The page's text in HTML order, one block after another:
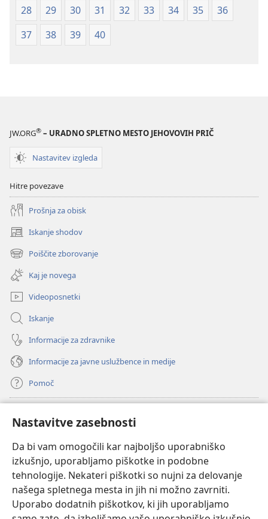
Nastavitve zasebnosti
Da bi vam omogočili kar najboljšo uporabniško
izkušnjo, uporabljamo piškotke in podobne
tehnologije. Nekateri piškotki so nujni za delovanje
našega spletnega mesta in jih ni možno zavrniti.
Uporabo dodatnih piškotkov, ki jih uporabljamo
28
29 30 31 32 33 34 35
36
37
38 39 40
JW.ORG® – URADNO SPLETNO MESTO JEHOVOVIH PRIČ
Nastavitev izgleda
Hitre povezave
Prošnja za obisk
Iskanje shodov
(odpre
novo
okno)
Poiščite zborovanje
(odpre
novo
okno)
Kaj je novega
Videoposnetki
Iskanje
Informacije za zdravnike
Informacije za javne uslužbence in medije
Pomoč
(odpre
novo
okno) Watchtowerjeva SPLETNA KNJIŽNICA™
(odpre
novo
okno) JW Hub
(odpre
novo
okno)JW Library